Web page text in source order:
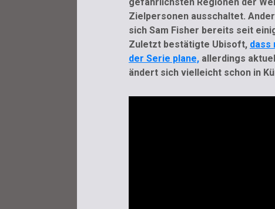
Zielpersonen ausschaltet.
sich Sam Fisher bereits seit
Zuletzt bestätigte Ubisoft, dass
der Serie plane,allerdings
ändert sich vielleicht schon in